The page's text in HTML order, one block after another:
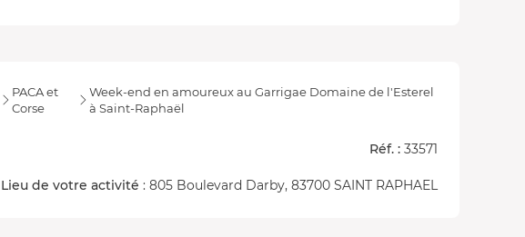
PACA et
Corse
Week-end en amoureux au Garrigae Domaine de l'Esterel
à Saint-Raphaël
Réf. : 33571
Lieu de votre activité : 805 Boulevard Darby, 83700 SAINT RAPHAEL